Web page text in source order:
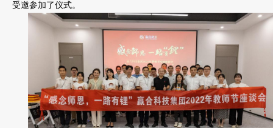
受邀参加了仪式。